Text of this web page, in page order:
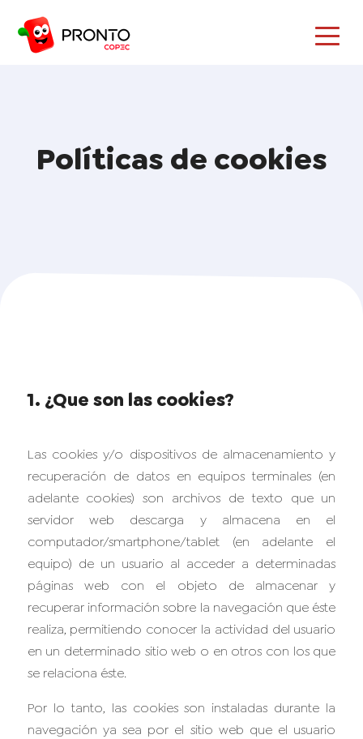
Políticas de cookies
1. ¿Que son las cookies?
Las cookies y/o dispositivos de almacenamiento y
recuperación de datos en equipos terminales (en
adelante cookies) son archivos de texto que un
servidor web descarga y almacena en el
computador/smartphone/tablet (en adelante el
equipo) de un usuario al acceder a determinadas
páginas web con el objeto de almacenar y
recuperar información sobre la navegación que éste
realiza, permitiendo conocer la actividad del usuario
en un determinado sitio web o en otros con los que
se relaciona éste.
Por lo tanto, las cookies son instaladas durante la
navegación ya sea por el sitio web que el usuario